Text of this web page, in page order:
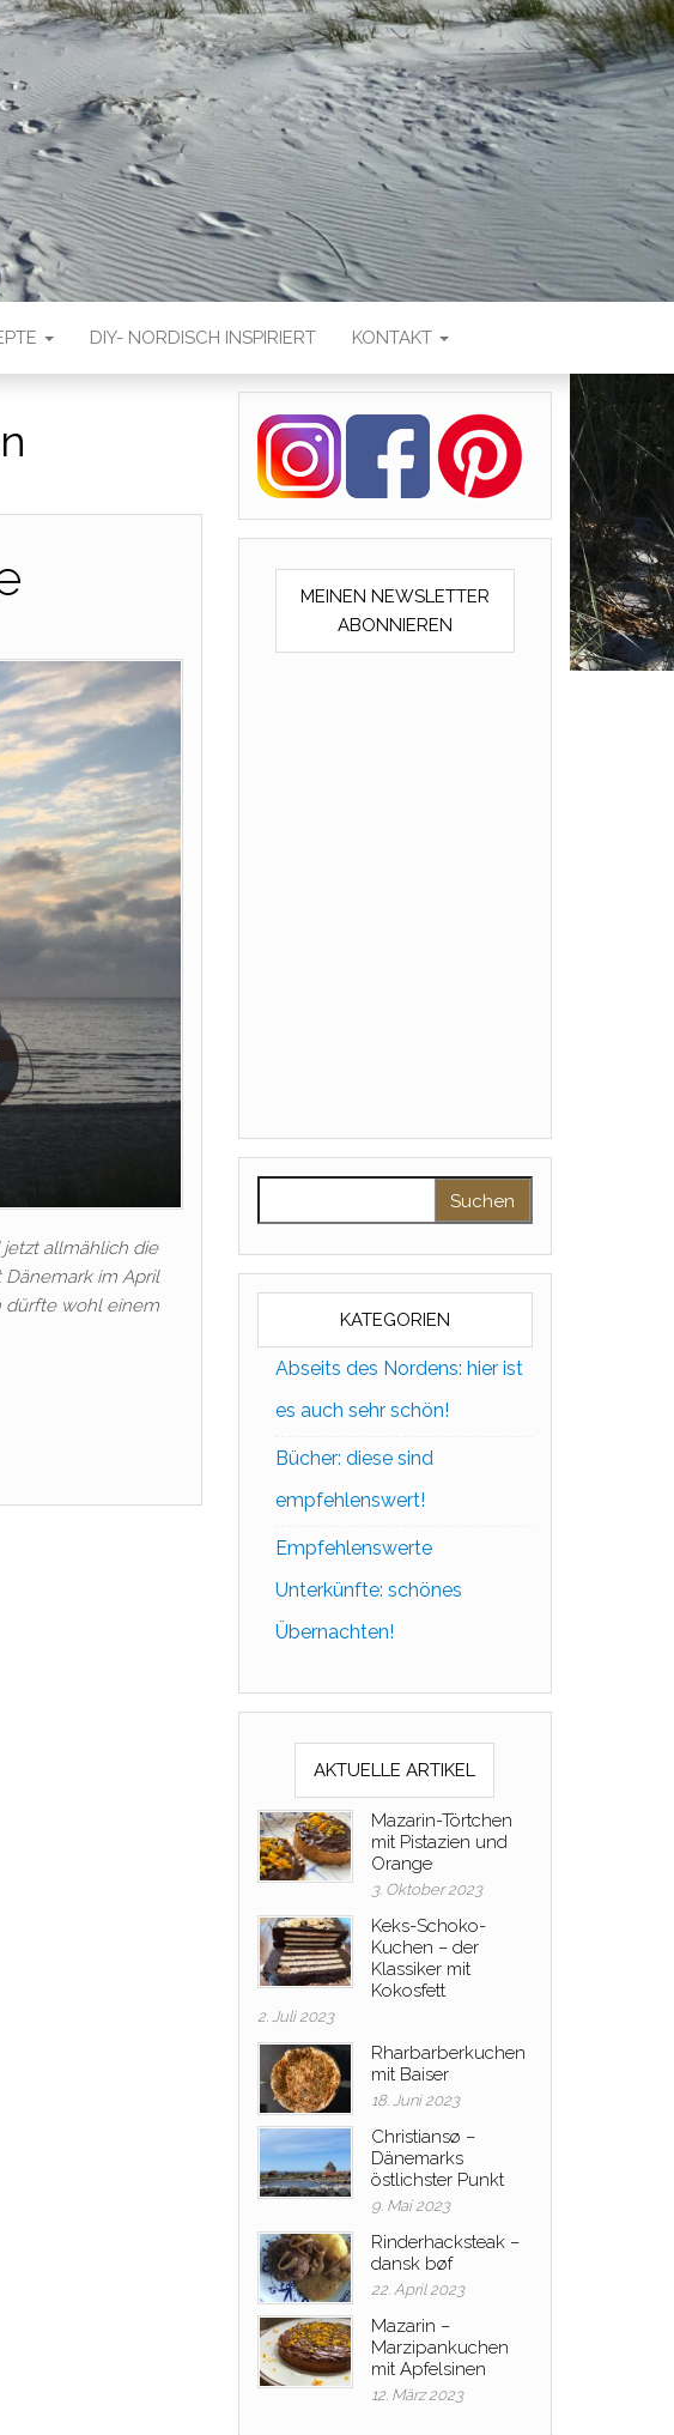
DIY- NORDISCH INSPIRIERT KONTAKT
allmählich die
im April
dürfte wohl einem
MEINEN NEWSLETTER
ABONNIEREN
KATEGORIEN
Abseits des Nordens: hier ist
es auch sehr schön!
Bücher: diese sind
empfehlenswert!
Empfehlenswerte
Unterkünfte: schönes
Übernachten!
AKTUELLE ARTIKEL
Mazarin-Törtchen
mit Pistazien und
Orange
3. Oktober 2023
Keks-Schoko-
Kuchen – der
Klassiker mit
Kokosfett
2. Juli 2023
Rharbarberkuchen
mit Baiser
18. Juni 2023
Christiansø –
Dänemarks
östlichster Punkt
9. Mai 2023
Rinderhacksteak –
dansk bøf
22. April 2023
Mazarin –
Marzipankuchen
mit Apfelsinen
12. März 2023